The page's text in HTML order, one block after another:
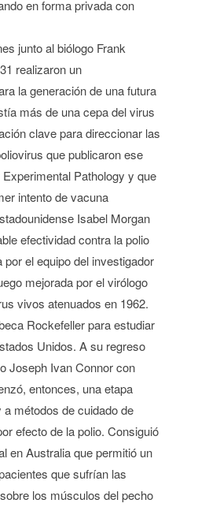
en forma privada con
junto al biólogo Frank
realizaron un
la generación de una futura
más de una cepa del virus
clave para direccionar las
que publicaron ese
Pathology y que
intento de vacuna
Isabel Morgan
efectividad contra la polio
el equipo del investigador
mejorada por el virólogo
vivos atenuados en 1962.
Rockefeller para estudiar
Unidos. A su regreso
Joseph Ivan Connor con
entonces, una etapa
métodos de cuidado de
efecto de la polio. Consiguió
en Australia que permitió un
que sufrían las
los músculos del pecho